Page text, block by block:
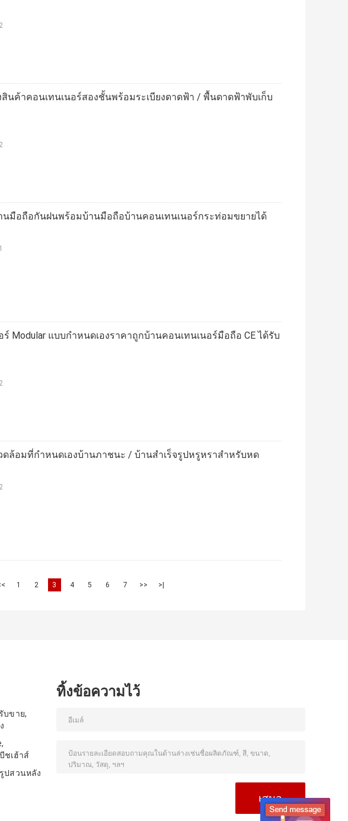
สินค้าคอนเทนเนอร์สองชั้นพร้อมระเบียงดาดฟ้า / พื้นดาดฟ้าพับเก็บ
นมือถือกันฝนพร้อมบ้านมือถือบ้านคอนเทนเนอร์กระท่อมขยายได้
Modular แบบกำหนดเองราคาถูกบ้านคอนเทนเนอร์มือถือ CE ได้รับ
ดล้อมที่กำหนดเองบ้านภาชนะ / บ้านสำเร็จรูปหรูหราสำหรับหด
1 2 3 4 5 6 7 >> >|
บขาย,
ชเฮ้าส์
ปสวนหลัง
ทิ้งข้อความไว้